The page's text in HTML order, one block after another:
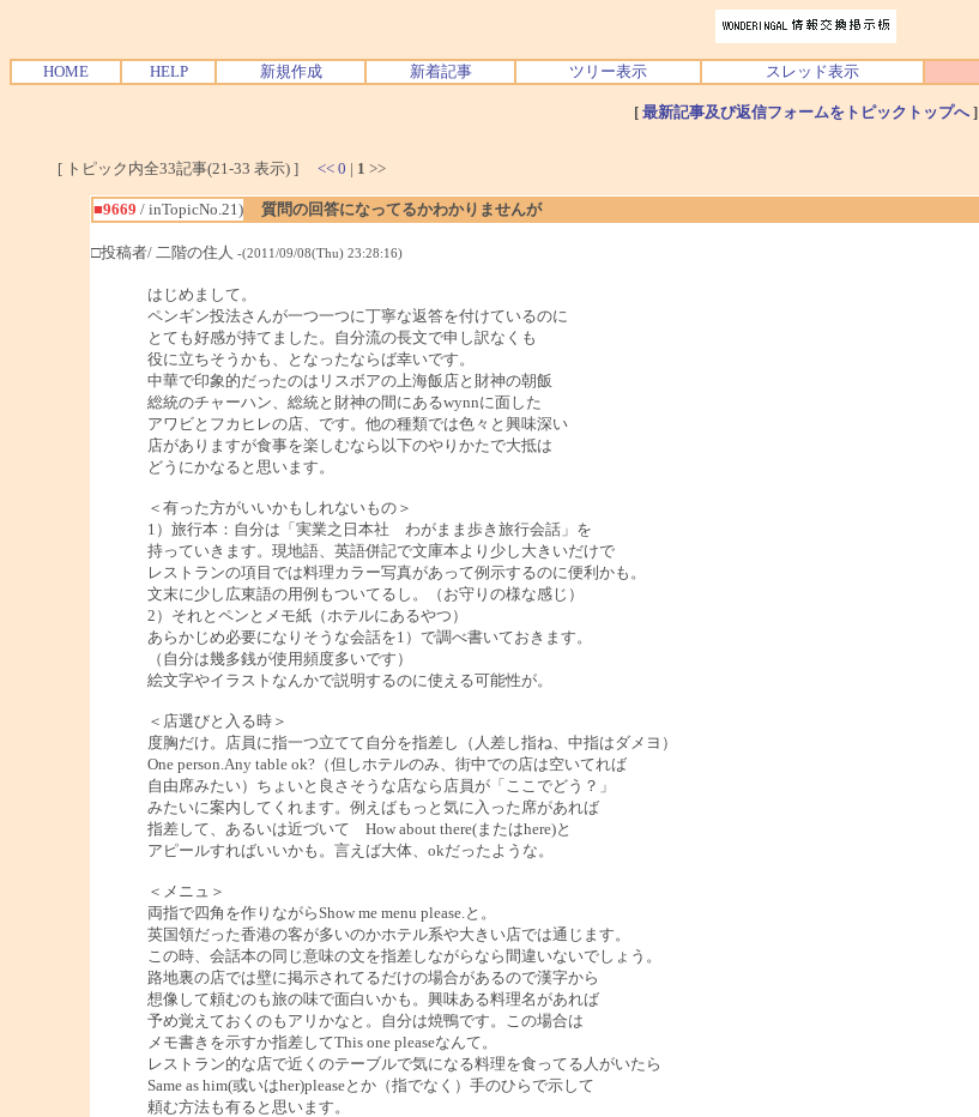
HOME HELP 新規作成 新着記事 ツリー表示 スレッド表示
[ 最新記事及び返信フォームをトピックトップへ]
[ トピック内全33記事(21-33 表示) ] << 0 | 1 >>
■9669 / inTopicNo.21)
質問の回答になってるかわかりませんが
□投稿者/ 二階の住人 -(2011/09/08(Thu) 23:28:16)
はじめまして。
ペンギン投法さんが一つ一つに丁寧な返答を付けているのに
とても好感が持てました。自分流の長文で申し訳なくも
役に立ちそうかも、となったならば幸いです。
中華で印象的だったのはリスボアの上海飯店と財神の朝飯
総統のチャーハン、総統と財神の間にあるwynnに面した
アワビとフカヒレの店、です。他の種類では色々と興味深い
店がありますが食事を楽しむなら以下のやりかたで大抵は
どうにかなると思います。
＜有った方がいいかもしれないもの＞
1）旅行本：自分は「実業之日本社 わがまま歩き旅行会話」を
持っていきます。現地語、英語併記で文庫本より少し大きいだけで
レストランの項目では料理カラー写真があって例示するのに便利かも。
文末に少し広東語の用例もついてるし。（お守りの様な感じ）
2）それとペンとメモ紙（ホテルにあるやつ）
あらかじめ必要になりそうな会話を1）で調べ書いておきます。
（自分は幾多銭が使用頻度多いです）
絵文字やイラストなんかで説明するのに使える可能性が。
＜店選びと入る時＞
度胸だけ。店員に指一つ立てて自分を指差し（人差し指ね、中指はダメヨ）
One person.Any table ok?（但しホテルのみ、街中での店は空いてれば
自由席みたい）ちょいと良さそうな店なら店員が「ここでどう？」
みたいに案内してくれます。例えばもっと気に入った席があれば
指差して、あるいは近づいて How about there(またはhere)と
アピールすればいいかも。言えば大体、okだったような。
＜メニュ＞
両指で四角を作りながらShow me menu please.と。
英国領だった香港の客が多いのかホテル系や大きい店では通じます。
この時、会話本の同じ意味の文を指差しながらなら間違いないでしょう。
路地裏の店では壁に掲示されてるだけの場合があるので漢字から
想像して頼むのも旅の味で面白いかも。興味ある料理名があれば
予め覚えておくのもアリかなと。自分は焼鴨です。この場合は
メモ書きを示すか指差してThis one pleaseなんて。
レストラン的な店で近くのテーブルで気になる料理を食ってる人がいたら
Same as him(或いはher)pleaseとか（指でなく）手のひらで示して
頼む方法も有ると思います。